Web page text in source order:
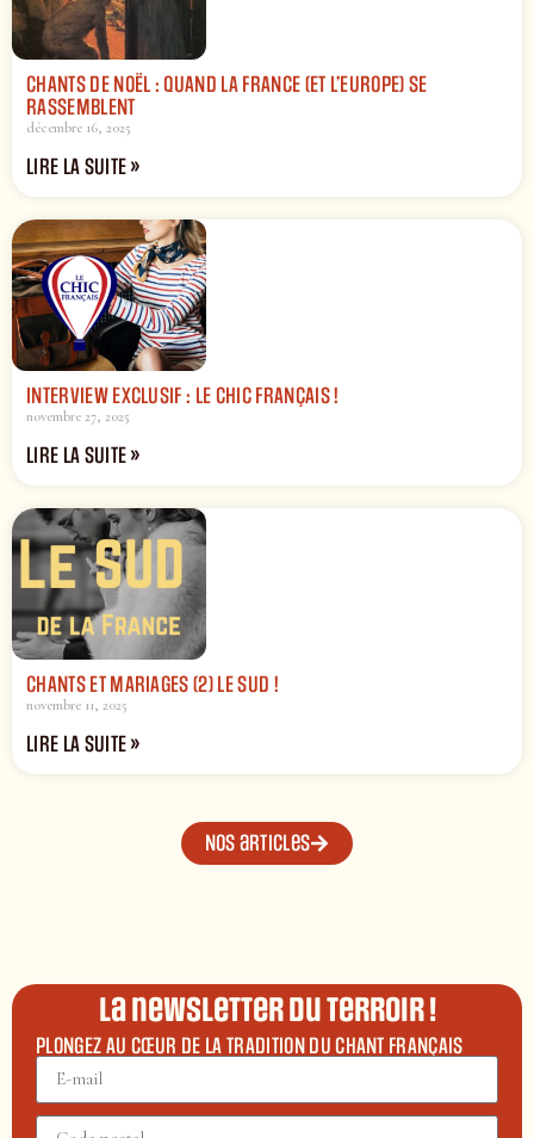
CHANTS DE NOËL : QUAND LA FRANCE (ET L’EUROPE) SE
RASSEMBLENT
décembre 16, 2025
LIRE LA SUITE »
INTERVIEW EXCLUSIF : LE CHIC FRANÇAIS !
novembre 27, 2025
LIRE LA SUITE »
CHANTS ET MARIAGES (2) LE SUD !
novembre 11, 2025
LIRE LA SUITE »
Nos articles
La newsletter du terroir !
PLONGEZ AU CŒUR DE LA TRADITION DU CHANT FRANÇAIS